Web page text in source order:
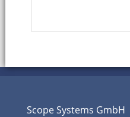
Scope Systems GmbH